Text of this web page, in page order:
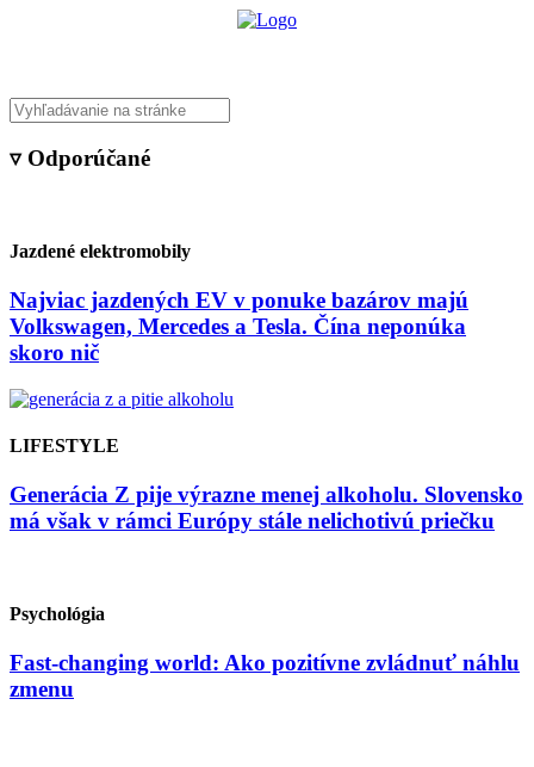
▿ Odporúčané
Jazdené elektromobily
Najviac jazdených EV v ponuke bazárov majú
Volkswagen, Mercedes a Tesla. Čína neponúka
skoro nič
LIFESTYLE
Generácia Z pije výrazne menej alkoholu. Slovensko
má však v rámci Európy stále nelichotivú priečku
Psychológia
Fast-changing world: Ako pozitívne zvládnuť náhlu
zmenu